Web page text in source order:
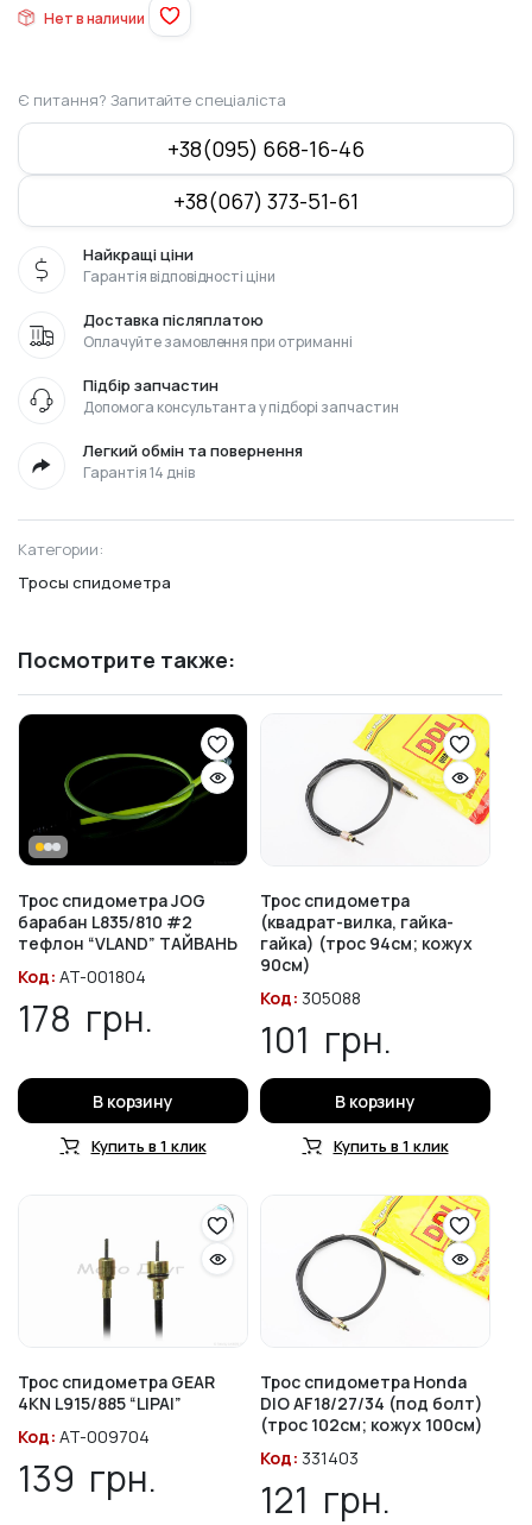
Нет в наличии
Є питання? Запитайте спеціаліста
+38(095) 668-16-46
+38(067) 373-51-61
Найкращі ціни
Гарантія відповідності ціни
Доставка післяплатою
Оплачуйте замовлення при отриманні
Підбір запчастин
Допомога консультанта у підборі запчастин
Легкий обмін та повернення
Гарантія 14 днів
Категории:
Тросы спидометра
Посмотрите также:
Трос спидометра JOG
барабан L835/810 #2
тефлон “VLAND” ТАЙВАНЬ
Код: AT-001804
178 грн.
В корзину
Купить в 1 клик
Трос спидометра
(квадрат-вилка, гайка-
гайка) (трос 94см; кожух
90см)
Код: 305088
101 грн.
В корзину
Купить в 1 клик
Трос спидометра GEAR
4KN L915/885 “LIPAI”
Код: AT-009704
139 грн.
Трос спидометра Honda
DIO AF18/27/34 (под болт)
(трос 102см; кожух 100см)
Код: 331403
121 грн.